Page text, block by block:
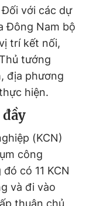
với các dự
Đông Nam bộ
trí kết nối,
tướng
địa phương
hiện.
đầy
(KCN)
công
có 11 KCN
và đi vào
thuận chủ